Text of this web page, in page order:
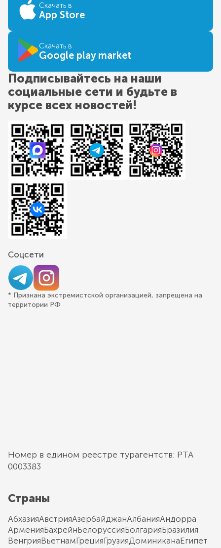
Скачать в
App Store
Скачать в
Google play market
Подписывайтесь на наши
социальные сети и будьте в
курсе всех новостей!
Соцсети
* Признана экстремистской организацией, запрещена на
территории РФ
Номер в едином реестре турагентств: РТА
0003383
Страны
АбхазияАвстрияАзербайджанАлбанияАндорра
АрменияБахрейнБелоруссияБолгарияБразилия
ВенгрияВьетнамГрецияГрузияДоминиканаЕгипет